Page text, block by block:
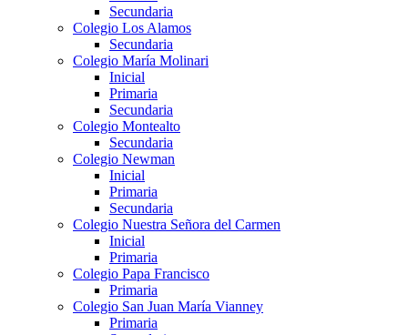
Secundaria
Colegio Los Alamos
Secundaria
Colegio María Molinari
Inicial
Primaria
Secundaria
Colegio Montealto
Secundaria
Colegio Newman
Inicial
Primaria
Secundaria
Colegio Nuestra Señora del Carmen
Inicial
Primaria
Colegio Papa Francisco
Primaria
Colegio San Juan María Vianney
Primaria